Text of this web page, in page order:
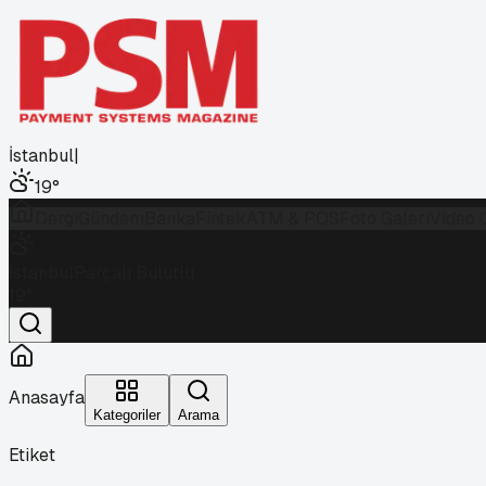
İstanbul|
19°
Anasayfa
Kategoriler Arama
Etiket